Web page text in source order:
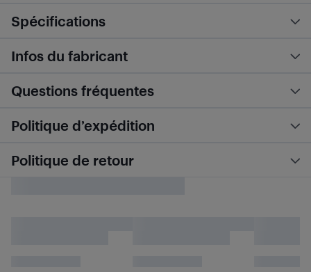
Spécifications
Infos du fabricant
Questions fréquentes
Politique d’expédition
Politique de retour